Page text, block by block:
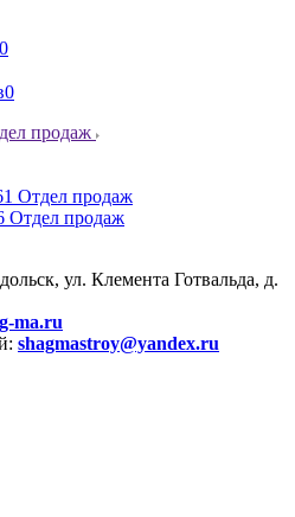
0
0
продаж
Отдел продаж
Отдел продаж
ул. Клемента Готвальда, д.
ma.ru
shagmastroy@yandex.ru